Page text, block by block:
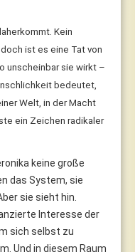
Kein
ist es eine Tat von
unscheinbar sie wirkt –
bedeutet,
Welt, in der Macht
ein Zeichen radikaler
keine große
das System, sie
sie sieht hin.
Interesse der
sich selbst zu
Und in diesem Raum